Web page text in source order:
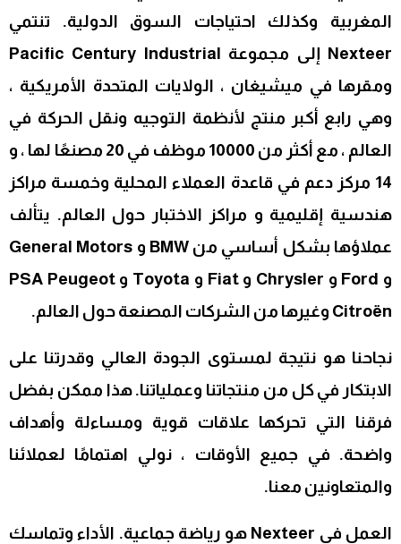
المغربية وكذلك احتياجات السوق الدولية. تنتمي
Nexteer إلى مجموعة Pacific Century Industrial
ومقرها في ميشيغان ، الولايات المتحدة الأمريكية ،
وهي رابع أكبر منتج لأنظمة التوجيه ونقل الحركة في
العالم ، مع أكثر من 10000 موظف في 20 مصنعًا لها ، و
14 مركز دعم في قاعدة العملاء المحلية وخمسة مراكز
هندسية إقليمية و مراكز الاختبار حول العالم. يتألف
عملاؤها بشكل أساسي من BMW و General Motors
و Ford و Chrysler و Fiat و Toyota و PSA Peugeot
Citroën وغيرها من الشركات المصنعة حول العالم.
نجاحنا هو نتيجة لمستوى الجودة العالي وقدرتنا على
الابتكار في كل من منتجاتنا وعملياتنا. هذا ممكن بفضل
فرقنا التي تحركها علاقات قوية ومساءلة وأهداف
واضحة. في جميع الأوقات ، نولي اهتمامًا لعملائنا
والمتعاونين معنا.
العمل في Nexteer هو رياضة جماعية. الأداء وتماسك